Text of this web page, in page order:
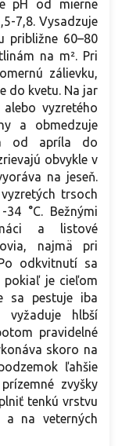
pH od mierne
7,8. Vysadzuje
približne 60–80
na m². Pri
zálievku,
do kvetu. Na jar
vyzretého
a obmedzuje
od apríla do
obvykle v
na jeseň.
trsoch
°C. Bežnými
a listové
najmä pri
odkvitnutí sa
pokiaľ je cieľom
sa pestuje iba
vyžaduje hlbší
pravidelné
skoro na
ľahšie
zvyšky
tenkú vrstvu
a na veterných